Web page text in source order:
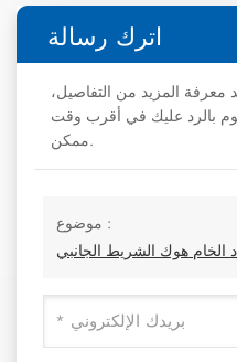
اترك رسالة
معرفة المزيد من التفاصيل،
بالرد عليك في أقرب وقت
ممكن.
موضوع :
الخام هوك الشريط الجانبي